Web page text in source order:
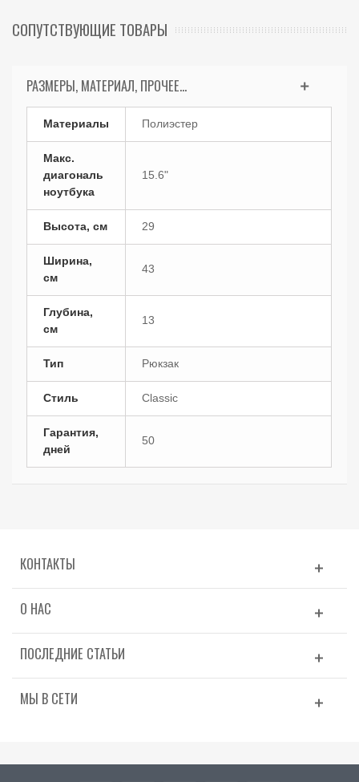
СОПУТСТВУЮЩИЕ ТОВАРЫ
РАЗМЕРЫ, МАТЕРИАЛ, ПРОЧЕЕ...
Материалы Полиэстер
Макс.
диагональ
ноутбука
15.6"
Высота, см 29
Ширина,
см
43
Глубина,
см
13
Тип Рюкзак
Стиль Classic
Гарантия,
дней
50
КОНТАКТЫ
О НАС
ПОСЛЕДНИЕ СТАТЬИ
МЫ В СЕТИ